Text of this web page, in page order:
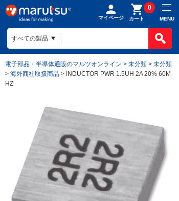
マイページ カート
0
MENU
電子部品・半導体通販のマルツオンライン > 未分類 > 未分類
> 海外商社取扱商品 > INDUCTOR PWR 1.5UH 2A 20% 60M
HZ